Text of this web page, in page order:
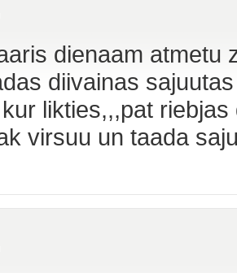
dienaam atmetu
diivainas
likties,,,pat
virsuu un taada